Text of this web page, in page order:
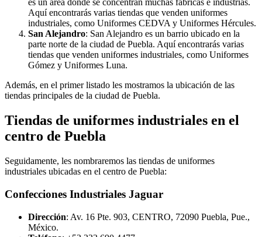
es un área donde se concentran muchas fábricas e industrias.
Aquí encontrarás varias tiendas que venden uniformes
industriales, como Uniformes CEDVA y Uniformes Hércules.
San Alejandro: San Alejandro es un barrio ubicado en la
parte norte de la ciudad de Puebla. Aquí encontrarás varias
tiendas que venden uniformes industriales, como Uniformes
Gómez y Uniformes Luna.
Además, en el primer listado les mostramos la ubicación de las
tiendas principales de la ciudad de Puebla.
Tiendas de uniformes industriales en el
centro de Puebla
Seguidamente, les nombraremos las tiendas de uniformes
industriales ubicadas en el centro de Puebla:
Confecciones Industriales Jaguar
Dirección: Av. 16 Pte. 903, CENTRO, 72090 Puebla, Pue.,
México.